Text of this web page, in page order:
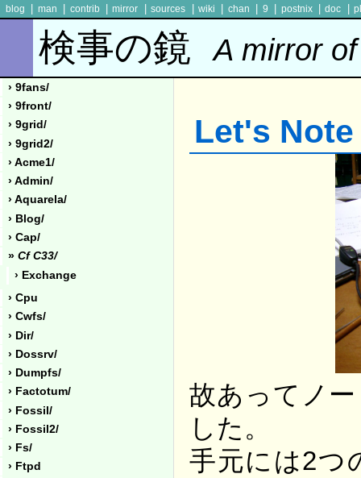
blog man contrib mirror sources wiki chan 9 postnix doc
検事の鏡 A mirror
› 9fans/
› 9front/
› 9grid/
› 9grid2/
› Acme1/
› Admin/
› Aquarela/
› Blog/
› Cap/
» Cf C33/
› Exchange
› Cpu
› Cwfs/
› Dir/
› Dossrv/
› Dumpfs/
› Factotum/
› Fossil/
› Fossil2/
› Fs/
› Ftpd
Let's Note
故あってノ
した。
手元には2つ